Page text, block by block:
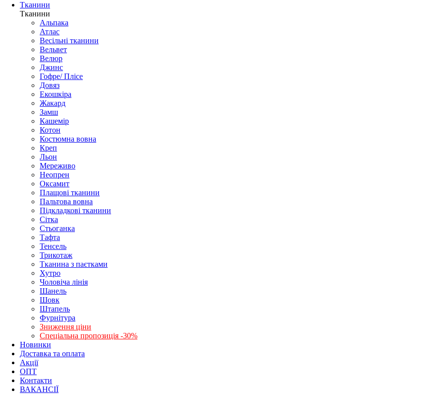
Тканини
Тканини
Альпака
Атлас
Весільні тканини
Вельвет
Велюр
Джинс
Гофре/ Плісе
Довяз
Екошкіра
Жакард
Замш
Кашемір
Котон
Костюмна вовна
Креп
Льон
Мереживо
Неопрен
Оксамит
Плащові тканини
Пальтова вовна
Підкладкові тканини
Сітка
Стьоганка
Тафта
Тенсель
Трикотаж
Тканина з паєтками
Хутро
Чоловіча лінія
Шанель
Шовк
Штапель
Фурнітура
Зниження ціни
Спеціальна пропозиція -30%
Новинки
Доставка та оплата
Акції
ОПТ
Контакти
ВАКАНСІЇ